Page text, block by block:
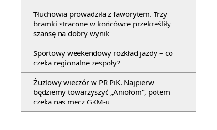
Tłuchowia prowadziła z faworytem. Trzy
bramki stracone w końcówce przekreśliły
szansę na dobry wynik
Sportowy weekendowy rozkład jazdy – co
czeka regionalne zespoły?
Żużlowy wieczór w PR PiK. Najpierw
będziemy towarzyszyć „Aniołom”, potem
czeka nas mecz GKM-u